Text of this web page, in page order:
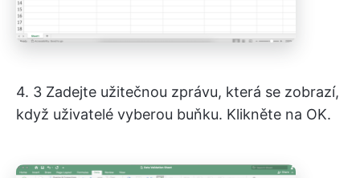
4. 3 Zadejte užitečnou zprávu, která se zobrazí,
když uživatelé vyberou buňku. Klikněte na OK.